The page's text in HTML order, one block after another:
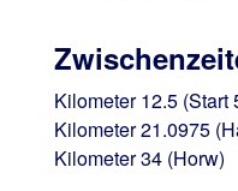
Kilometer 12.5 (Start
Kilometer 21.0975
Kilometer 34 (Horw)